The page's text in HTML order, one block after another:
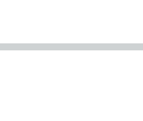
Footer